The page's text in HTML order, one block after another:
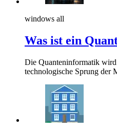
windows all
Was ist ein
Die Quanteninformatik wird
technologische Sprung der